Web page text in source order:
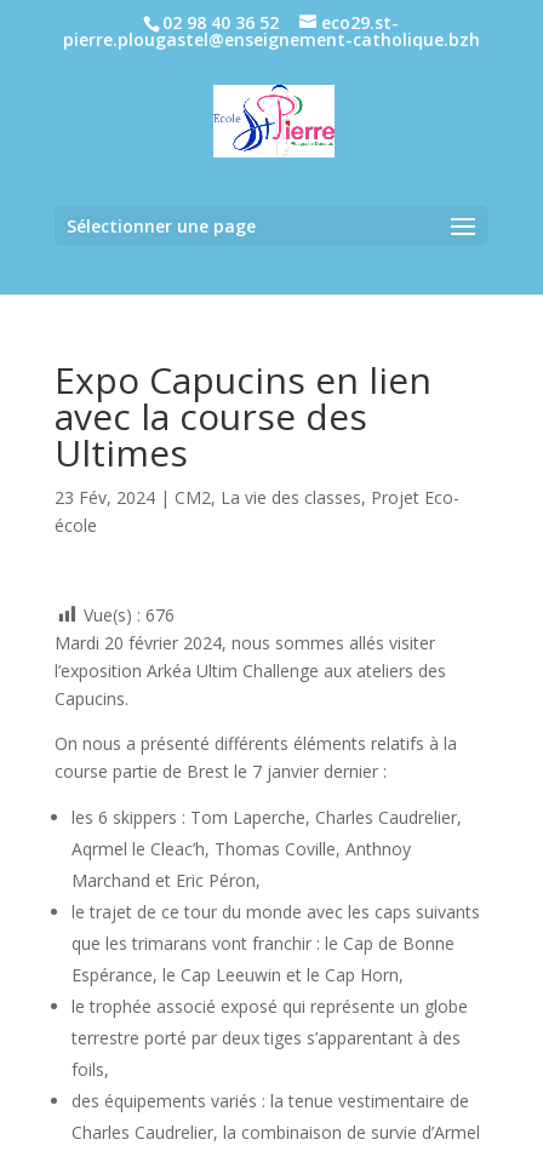
02 98 40 36 52 eco29.st-
pierre.plougastel@enseignement-catholique.bzh
Sélectionner une page
Expo Capucins en lien
avec la course des
Ultimes
23 Fév, 2024| CM2, La vie des classes, Projet Eco-
école
Vue(s) : 676
Mardi 20 février 2024, nous sommes allés visiter
l’exposition Arkéa Ultim Challenge aux ateliers des
Capucins.
On nous a présenté différents éléments relatifs à la
course partie de Brest le 7 janvier dernier :
les 6 skippers : Tom Laperche, Charles Caudrelier,
Aqrmel le Cleac’h, Thomas Coville, Anthnoy
Marchand et Eric Péron,
le trajet de ce tour du monde avec les caps suivants
que les trimarans vont franchir : le Cap de Bonne
Espérance, le Cap Leeuwin et le Cap Horn,
le trophée associé exposé qui représente un globe
terrestre porté par deux tiges s’apparentant à des
foils,
des équipements variés : la tenue vestimentaire de
Charles Caudrelier, la combinaison de survie d’Armel